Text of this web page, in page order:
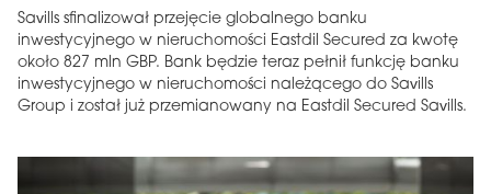
Savills sfinalizował przejęcie globalnego banku
inwestycyjnego w nieruchomości Eastdil Secured za kwotę
około 827 mln GBP. Bank będzie teraz pełnił funkcję banku
inwestycyjnego w nieruchomości należącego do Savills
Group i został już przemianowany na Eastdil Secured Savills.